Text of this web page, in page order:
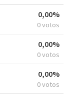
0,00%
0 votos
0,00%
0 votos
0,00%
0 votos